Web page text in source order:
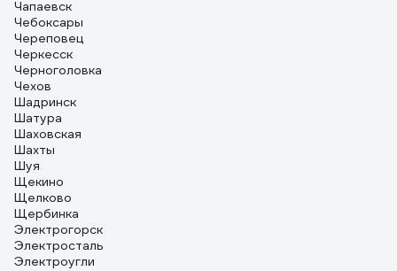
Чапаевск
Чебоксары
Череповец
Черкесск
Черноголовка
Чехов
Шадринск
Шатура
Шаховская
Шахты
Шуя
Щекино
Щелково
Щербинка
Электрогорск
Электросталь
Электроугли